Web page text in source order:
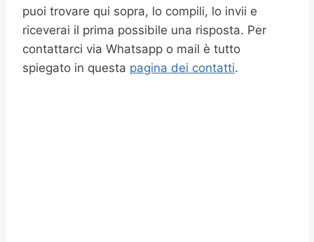
puoi trovare qui sopra, lo compili, lo invii e
riceverai il prima possibile una risposta. Per
contattarci via Whatsapp o mail è tutto
spiegato in questa pagina dei contatti.